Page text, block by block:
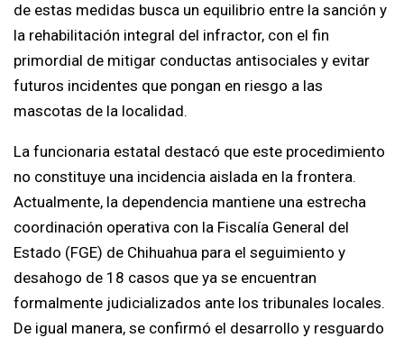
de estas medidas busca un equilibrio entre la sanción y
la rehabilitación integral del infractor, con el fin
primordial de mitigar conductas antisociales y evitar
futuros incidentes que pongan en riesgo a las
mascotas de la localidad.
La funcionaria estatal destacó que este procedimiento
no constituye una incidencia aislada en la frontera.
Actualmente, la dependencia mantiene una estrecha
coordinación operativa con la Fiscalía General del
Estado (FGE) de Chihuahua para el seguimiento y
desahogo de 18 casos que ya se encuentran
formalmente judicializados ante los tribunales locales.
De igual manera, se confirmó el desarrollo y resguardo